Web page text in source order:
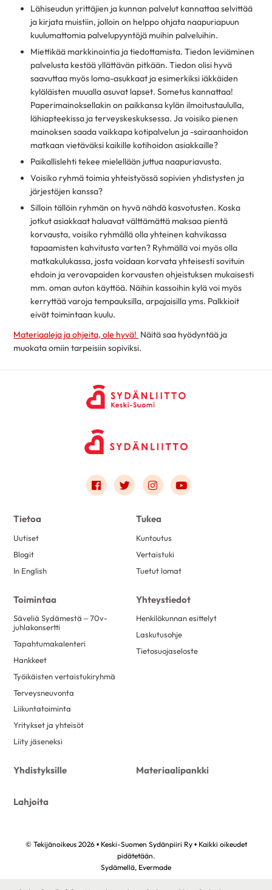
Lähiseudun yrittäjien ja kunnan palvelut kannattaa selvittää
ja kirjata muistiin, jolloin on helppo ohjata naapuriapuun
kuulumattomia palvelupyyntöjä muihin palveluihin.
Miettikää markkinointia ja tiedottamista. Tiedon leviäminen
palvelusta kestää yllättävän pitkään. Tiedon olisi hyvä
saavuttaa myös loma-asukkaat ja esimerkiksi iäkkäiden
kyläläisten muualla asuvat lapset. Sometus kannattaa!
Paperimainoksellakin on paikkansa kylän ilmoitustaululla,
lähiapteekissa ja terveyskeskuksessa. Ja voisiko pienen
mainoksen saada vaikkapa kotipalvelun ja -sairaanhoidon
matkaan vietäväksi kaikille kotihoidon asiakkaille?
Paikallislehti tekee mielellään juttua naapuriavusta.
Voisiko ryhmä toimia yhteistyössä sopivien yhdistysten ja
järjestöjen kanssa?
Silloin tällöin ryhmän on hyvä nähdä kasvotusten. Koska
jotkut asiakkaat haluavat välttämättä maksaa pientä
korvausta, voisiko ryhmällä olla yhteinen kahvikassa
tapaamisten kahvitusta varten? Ryhmällä voi myös olla
matkakulukassa, josta voidaan korvata yhteisesti sovituin
ehdoin ja verovapaiden korvausten ohjeistuksen mukaisesti
mm. oman auton käyttöä. Näihin kassoihin kylä voi myös
kerryttää varoja tempauksilla, arpajaisilla yms. Palkkioit
eivät toimintaan kuulu.
Materiaaleja ja ohjeita, ole hyvä! Näitä saa hyödyntää ja
muokata omiin tarpeisiin sopiviksi.
Link to facebook
Link to twitter
Link to instagram
Link to youtube
Tietoa
Uutiset
Blogit
In English
Tukea
Kuntoutus
Vertaistuki
Tuetut lomat
Toimintaa
Säveliä Sydämestä – 70v-
juhlakonsertti
Tapahtumakalenteri
Hankkeet
Työikäisten vertaistukiryhmä
Terveysneuvonta
Liikuntatoiminta
Yritykset ja yhteisöt
Liity jäseneksi
Yhteystiedot
Henkilökunnan esittelyt
Laskutusohje
Tietosuojaseloste
Yhdistyksille Materiaalipankki
Lahjoita
© Tekijänoikeus 2026 • Keski-Suomen Sydänpiiri Ry • Kaikki oikeudet
pidätetään.
Sydämellä, Evermade